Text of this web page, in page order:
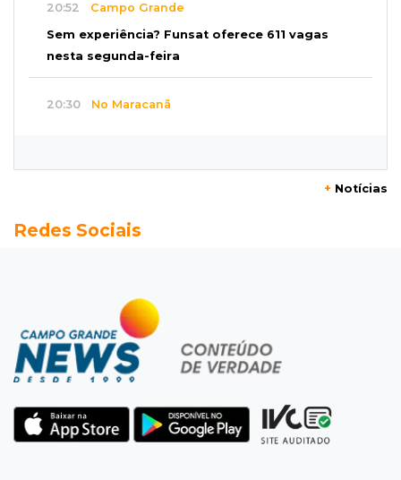
20:52 Campo Grande
Sem experiência? Funsat oferece 611 vagas
nesta segunda-feira
20:30 No Maracanã
Seleções em MS têm salários de até R$ 8,2 mil;
Jardim Itatiaia
Vigia é amarrado durante roubo de carro e
dois caminhões em pátio
Corinthians vence Bragantino por 2 a 0 e sobe
para 7º no Brasileirão
+ Notícias
Redes Sociais